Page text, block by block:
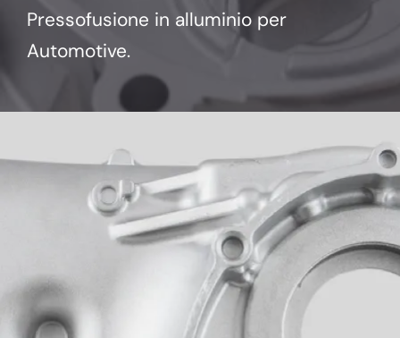
Pressofusione in alluminio per
Automotive.